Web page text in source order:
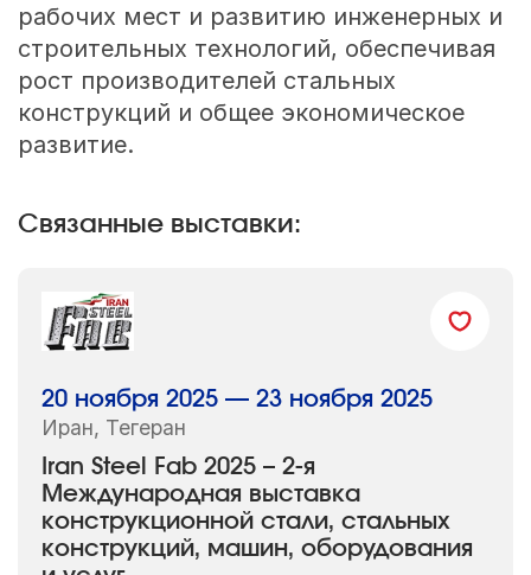
рабочих мест и развитию инженерных и
строительных технологий, обеспечивая
рост производителей стальных
конструкций и общее экономическое
развитие.
Связанные выставки:
Iran Steel Fab 2025 – 2-я
Международная выставка
конструкционной стали, стальных
конструкций, машин, оборудования
20 ноября 2025 — 23 ноября 2025
Иран, Тегеран